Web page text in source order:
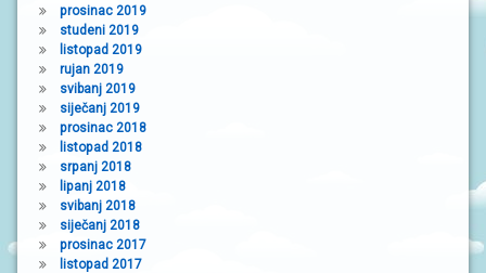
prosinac 2019
studeni 2019
listopad 2019
rujan 2019
svibanj 2019
siječanj 2019
prosinac 2018
listopad 2018
srpanj 2018
lipanj 2018
svibanj 2018
siječanj 2018
prosinac 2017
listopad 2017